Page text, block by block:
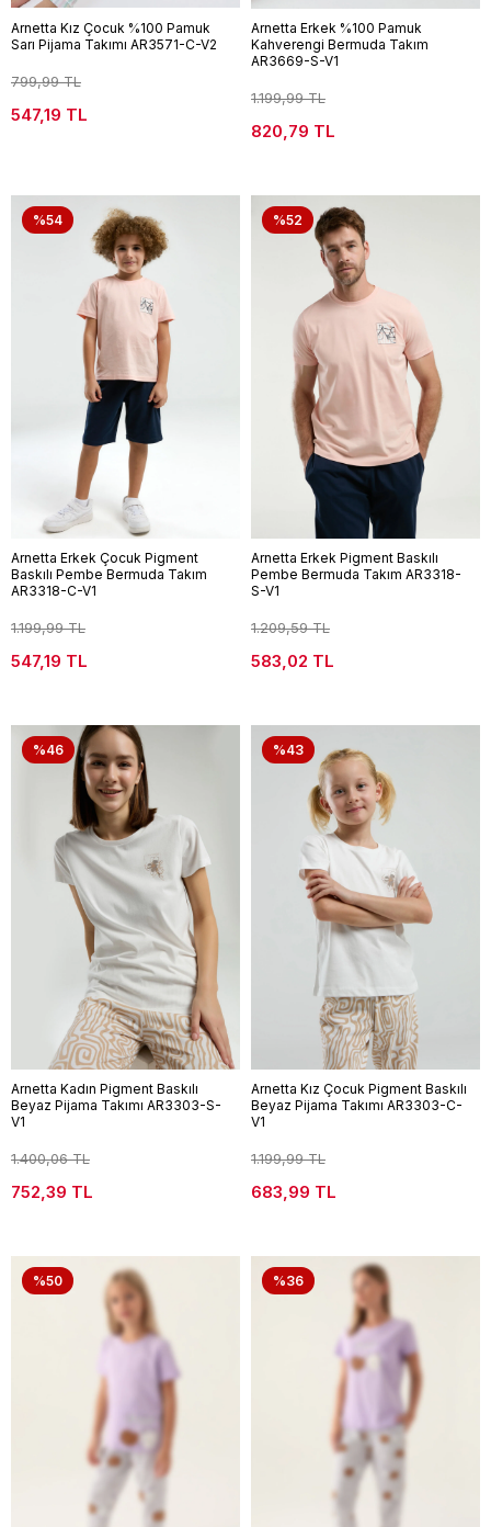
Arnetta Kız Çocuk %100 Pamuk
Sarı Pijama Takımı AR3571-C-V2
799,99 TL
547,19 TL
Arnetta Erkek %100 Pamuk
Kahverengi Bermuda Takım
AR3669-S-V1
1.199,99 TL
820,79 TL
%54
Arnetta Erkek Çocuk Pigment
Baskılı Pembe Bermuda Takım
AR3318-C-V1
1.199,99 TL
547,19 TL
%52
Arnetta Erkek Pigment Baskılı
Pembe Bermuda Takım AR3318-
S-V1
1.209,59 TL
583,02 TL
%46
Arnetta Kadın Pigment Baskılı
Beyaz Pijama Takımı AR3303-S-
V1
1.400,06 TL
752,39 TL
%43
Arnetta Kız Çocuk Pigment Baskılı
Beyaz Pijama Takımı AR3303-C-
V1
1.199,99 TL
683,99 TL
%50 %36